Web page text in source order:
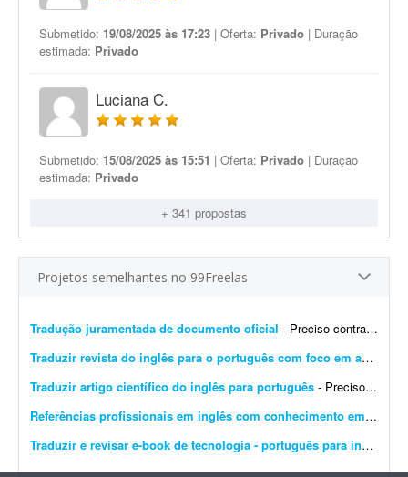
Submetido: 19/08/2025 às 17:23 | Oferta: Privado | Duração
estimada: Privado
Luciana C.
Submetido: 15/08/2025 às 15:51 | Oferta: Privado | Duração
estimada: Privado
+ 341 propostas
Projetos semelhantes no 99Freelas
Tradução juramentada de documento oficial - Preciso contratar um tradutor público juramentado para realizar a tradução oficial de um documento. O documento será utilizado para fins oficiais, portanto a tradu&cced...
Traduzir revista do inglês para o português com foco em aprendizagem
Traduzir artigo científico do inglês para português - Preciso de alguém com experiência em tradução de artigos científicos. Necessito traduzir um artigo do inglês para o português, preservando o rigor term...
Referências profissionais em inglês com conhecimento em mídia paga
Traduzir e revisar e-book de tecnologia - português para inglês